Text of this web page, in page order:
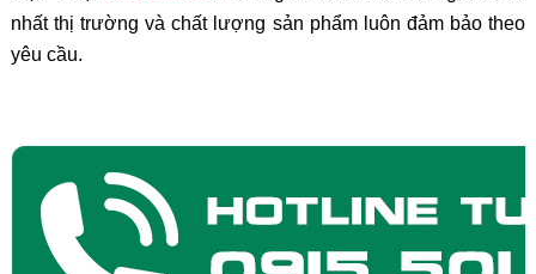
nhất thị trường và chất lượng sản phẩm luôn đảm bảo theo
yêu cầu.